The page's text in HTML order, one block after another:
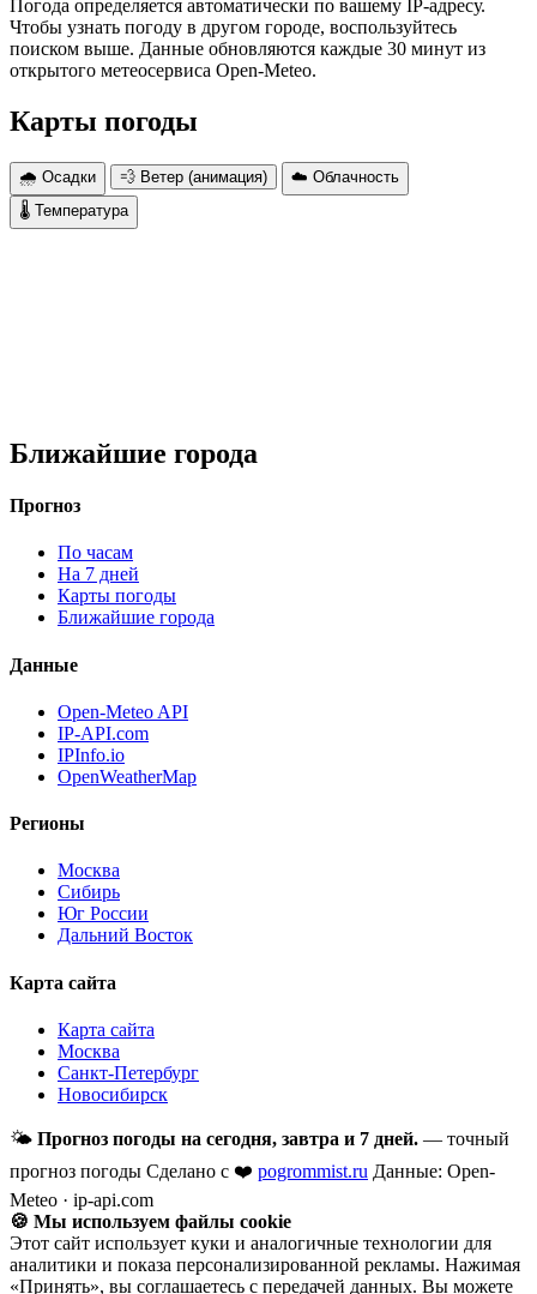
Погода определяется автоматически по вашему IP-адресу.
Чтобы узнать погоду в другом городе, воспользуйтесь
поиском выше. Данные обновляются каждые 30 минут из
открытого метеосервиса Open-Meteo.
Карты погоды
🌧 Осадки 💨 Ветер (анимация)
☁️ Облачность
🌡 Температура
Ближайшие города
Прогноз
По часам
На 7 дней
Карты погоды
Ближайшие города
Данные
Open-Meteo API
IP-API.com
IPInfo.io
OpenWeatherMap
Регионы
Москва
Сибирь
Юг России
Дальний Восток
Карта сайта
Карта сайта
Москва
Санкт-Петербург
Новосибирск
🌤 Прогноз погоды на сегодня, завтра и 7 дней. — точный
прогноз погоды Сделано с ❤️ pogrommist.ru Данные: Open-
Meteo · ip-api.com
🍪 Мы используем файлы cookie
Этот сайт использует куки и аналогичные технологии для
аналитики и показа персонализированной рекламы. Нажимая
«Принять», вы соглашаетесь с передачей данных. Вы можете